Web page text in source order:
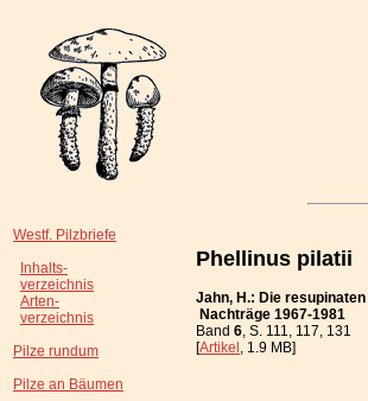
Westf. Pilzbriefe
Inhalts-
verzeichnis
Arten-
verzeichnis
Pilze rundum
Pilze an Bäumen
Phellinus pilatii
Jahn, H.: Die resupinaten
Nachträge 1967-1981
Band 6, S. 111, 117, 131
[Artikel, 1.9 MB]